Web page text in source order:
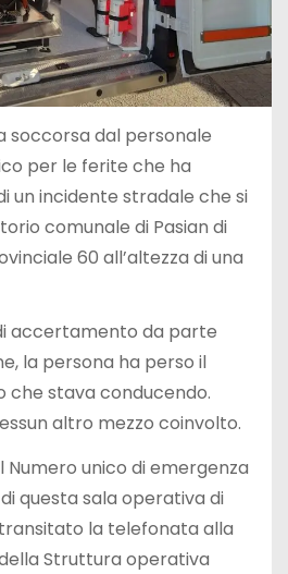
soccorsa dal personale
per le ferite che ha
un incidente stradale che si
comunale di Pasian di
60 all’altezza di una
accertamento da parte
la persona ha perso il
stava conducendo.
altro mezzo coinvolto.
unico di emergenza
di questa sala operativa di
la telefonata alla
Struttura operativa